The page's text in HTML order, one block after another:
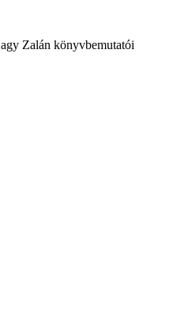
Zalán könyvbemutatói